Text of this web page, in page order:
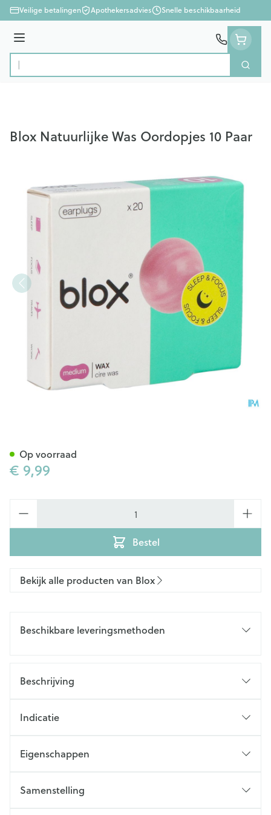
Ga naar de inhoud
Veilige betalingen Apothekersadvies Snelle beschikbaarheid
Menu
Product, merk, categorie...
Zoek
Blox Natuurlijke Was Oordopjes 10 Paar
€ 9,99
Bestel
Op voorraad
Bekijk alle producten van Blox
Beschikbare leveringsmethoden
Beschrijving
Indicatie
Eigenschappen
Samenstelling